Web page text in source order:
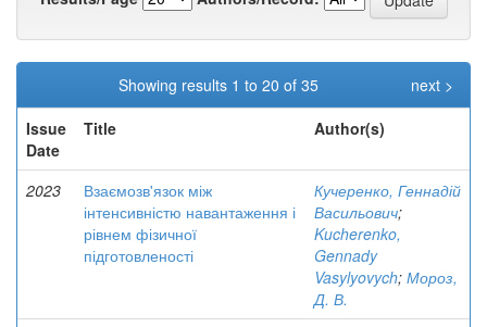
Showing results 1 to 20 of 35
next >
Issue
Date
Title Author(s)
2023
Взаємозв'язок між
інтенсивністю навантаження і
рівнем фізичної
підготовленості
Кучеренко, Геннадій
Васильович;
Kucherenko,
Gennady
Vasylyovych; Мороз,
Д. В.